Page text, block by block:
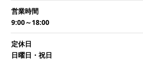
営業時間
9:00～18:00
定休日
日曜日・祝日